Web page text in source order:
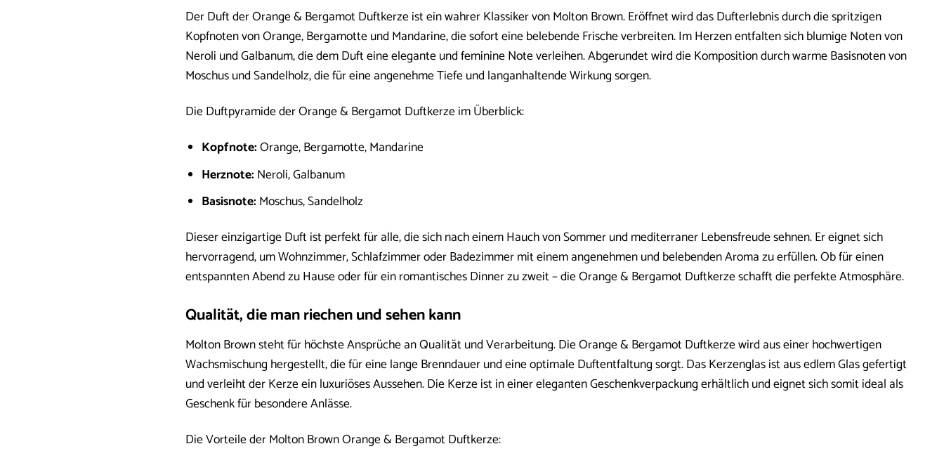
Der Duft der Orange & Bergamot Duftkerze ist ein wahrer Klassiker von Molton Brown. Eröffnet wird das Dufterlebnis durch die spritzigen
Kopfnoten von Orange, Bergamotte und Mandarine, die sofort eine belebende Frische verbreiten. Im Herzen entfalten sich blumige Noten von
Neroli und Galbanum, die dem Duft eine elegante und feminine Note verleihen. Abgerundet wird die Komposition durch warme Basisnoten von
Moschus und Sandelholz, die für eine angenehme Tiefe und langanhaltende Wirkung sorgen.
Die Duftpyramide der Orange & Bergamot Duftkerze im Überblick:
Kopfnote:Orange, Bergamotte, Mandarine
Herznote: Neroli, Galbanum
Basisnote: Moschus, Sandelholz
Dieser einzigartige Duft ist perfekt für alle, die sich nach einem Hauch von Sommer und mediterraner Lebensfreude sehnen. Er eignet sich
hervorragend, um Wohnzimmer, Schlafzimmer oder Badezimmer mit einem angenehmen und belebenden Aroma zu erfüllen. Ob für einen
entspannten Abend zu Hause oder für ein romantisches Dinner zu zweit – die Orange & Bergamot Duftkerze schafft die perfekte Atmosphäre.
Qualität, die man riechen und sehen kann
Molton Brown steht für höchste Ansprüche an Qualität und Verarbeitung. Die Orange & Bergamot Duftkerze wird aus einer hochwertigen
Wachsmischung hergestellt, die für eine lange Brenndauer und eine optimale Duftentfaltung sorgt. Das Kerzenglas ist aus edlem Glas gefertigt
und verleiht der Kerze ein luxuriöses Aussehen. Die Kerze ist in einer eleganten Geschenkverpackung erhältlich und eignet sich somit ideal als
Geschenk für besondere Anlässe.
Die Vorteile der Molton Brown Orange & Bergamot Duftkerze: